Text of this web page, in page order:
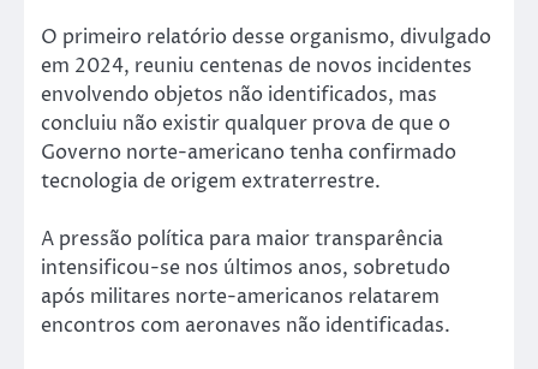
O primeiro relatório desse organismo, divulgado
em 2024, reuniu centenas de novos incidentes
envolvendo objetos não identificados, mas
concluiu não existir qualquer prova de que o
Governo norte-americano tenha confirmado
tecnologia de origem extraterrestre.
A pressão política para maior transparência
intensificou-se nos últimos anos, sobretudo
após militares norte-americanos relatarem
encontros com aeronaves não identificadas.